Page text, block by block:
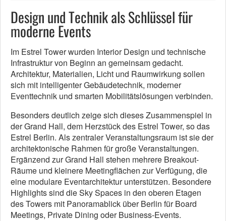
Design und Technik als Schlüssel für
moderne Events
Im Estrel Tower wurden Interior Design und technische
Infrastruktur von Beginn an gemeinsam gedacht.
Architektur, Materialien, Licht und Raumwirkung sollen
sich mit intelligenter Gebäudetechnik, moderner
Eventtechnik und smarten Mobilitätslösungen verbinden.
Besonders deutlich zeige sich dieses Zusammenspiel in
der Grand Hall, dem Herzstück des Estrel Tower, so das
Estrel Berlin. Als zentraler Veranstaltungsraum ist sie der
architektonische Rahmen für große Veranstaltungen.
Ergänzend zur Grand Hall stehen mehrere Breakout-
Räume und kleinere Meetingflächen zur Verfügung, die
eine modulare Eventarchitektur unterstützen. Besondere
Highlights sind die Sky Spaces in den oberen Etagen
des Towers mit Panoramablick über Berlin für Board
Meetings, Private Dining oder Business-Events.